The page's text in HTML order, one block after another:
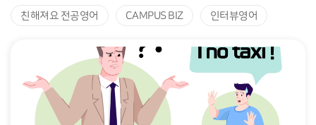
친해져요 전공영어 CAMPUS BIZ 인터뷰영어